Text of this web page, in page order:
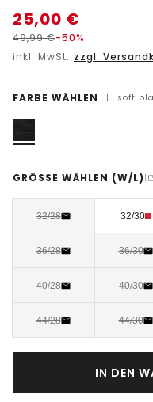
25,00 €
49,99€-50%
inkl. MwSt. zzgl.
FARBE WÄHLEN | soft
GRÖSSE WÄHLEN (W/L) |
32/28 32/30
36/28 36/30
40/28 40/30
44/28 44/30
IN DEN